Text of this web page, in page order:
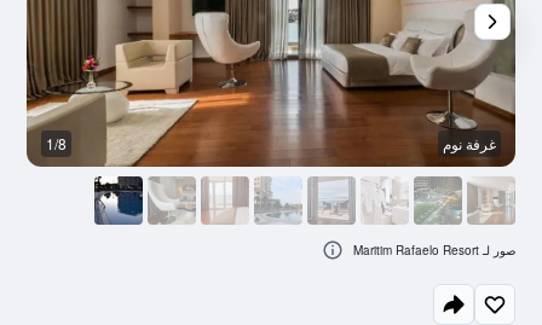
غرفة نوم 1/8
صور لـ Maritim Rafaelo Resort